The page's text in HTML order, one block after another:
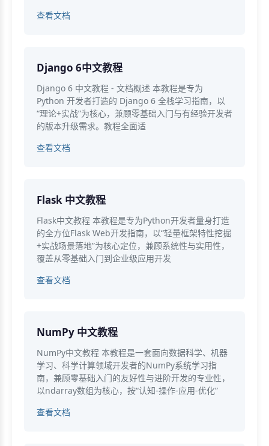
查看文档
Django 6中文教程
Django 6 中文教程 - 文档概述 本教程是专为
Python 开发者打造的 Django 6 全栈学习指南，以
“理论+实战”为核心，兼顾零基础入门与有经验开发者
的版本升级需求。教程全面适
查看文档
Flask 中文教程
Flask中文教程 本教程是专为Python开发者量身打造
的全方位Flask Web开发指南，以“轻量框架特性挖掘
+实战场景落地”为核心定位，兼顾系统性与实用性，
覆盖从零基础入门到企业级应用开发
查看文档
NumPy 中文教程
NumPy中文教程 本教程是一套面向数据科学、机器
学习、科学计算领域开发者的NumPy系统学习指
南，兼顾零基础入门的友好性与进阶开发的专业性，
以ndarray数组为核心，按“认知-操作-应用-优化”
查看文档